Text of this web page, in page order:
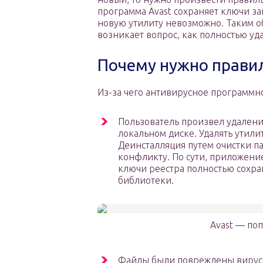
программа Avast сохраняет ключи
новую утилиту невозможно. Таким
возникает вопрос, как полностью
Почему нужно
Из-за чего антивирусное
Пользователь произвел
локальном диске. Удалять
Деинсталляция путем очистки
конфликту. По сути,
ключи реестра полностью
библиотеки.
Avast —
Файлы были повреждены